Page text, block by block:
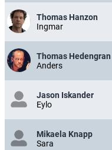
Thomas Hanzon
Ingmar
Thomas Hedengran
Anders
Jason Iskander
Eylo
Mikaela Knapp
Sara